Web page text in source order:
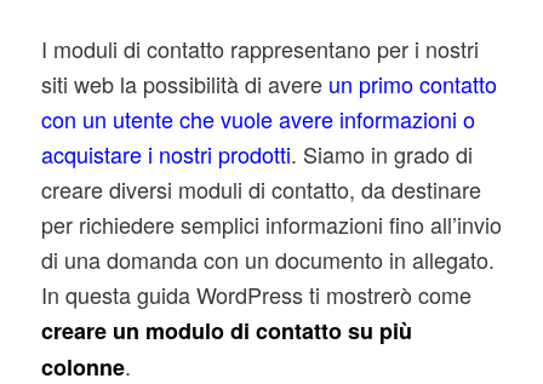
I moduli di contatto rappresentano per i nostri
siti web la possibilità di avere un primo contatto
con un utente che vuole avere informazioni o
acquistare i nostri prodotti. Siamo in grado di
creare diversi moduli di contatto, da destinare
per richiedere semplici informazioni fino all’invio
di una domanda con un documento in allegato.
In questa guida WordPress ti mostrerò come
creare un modulo di contatto su più
colonne.